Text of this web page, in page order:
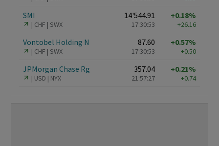
SMI
CHF SWX
14'544.91
17:30:53
+0.18%
+26.16
Vontobel Holding N
CHF SWX
87.60
17:30:53
+0.57%
+0.50
JPMorgan Chase Rg
USD NYX
357.04
21:57:27
+0.21%
+0.74